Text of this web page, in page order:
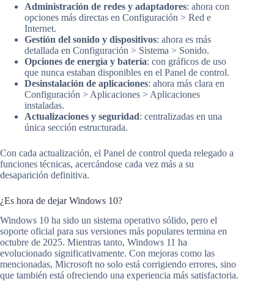
Administración de redes y adaptadores: ahora con
opciones más directas en Configuración > Red e
Internet.
Gestión del sonido y dispositivos: ahora es más
detallada en Configuración > Sistema > Sonido.
Opciones de energía y batería: con gráficos de uso
que nunca estaban disponibles en el Panel de control.
Desinstalación de aplicaciones: ahora más clara en
Configuración > Aplicaciones > Aplicaciones
instaladas.
Actualizaciones y seguridad: centralizadas en una
única sección estructurada.
Con cada actualización, el Panel de control queda relegado a
funciones técnicas, acercándose cada vez más a su
desaparición definitiva.
¿Es hora de dejar Windows 10?
Windows 10 ha sido un sistema operativo sólido, pero el
soporte oficial para sus versiones más populares termina en
octubre de 2025. Mientras tanto, Windows 11 ha
evolucionado significativamente. Con mejoras como las
mencionadas, Microsoft no solo está corrigiendo errores, sino
que también está ofreciendo una experiencia más satisfactoria.